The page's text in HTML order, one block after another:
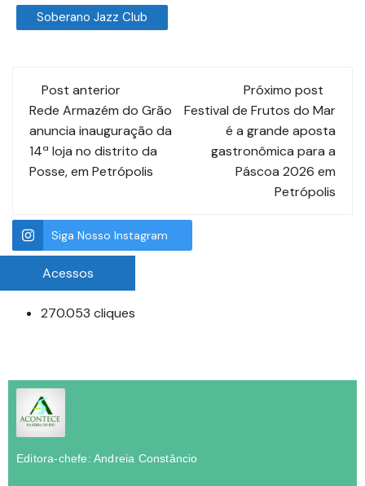
Soberano Jazz Club
Post anterior
Rede Armazém do Grão
anuncia inauguração da
14ª loja no distrito da
Posse, em Petrópolis
Próximo post
Festival de Frutos do Mar
é a grande aposta
gastronômica para a
Páscoa 2026 em
Petrópolis
Siga Nosso Instagram
Acessos
270.053 cliques
Editora-chefe: Andreia Constâncio